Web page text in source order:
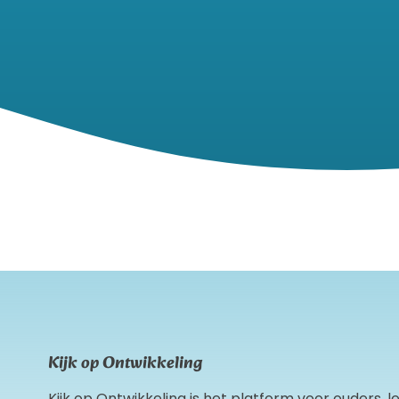
Kijk op Ontwikkeling